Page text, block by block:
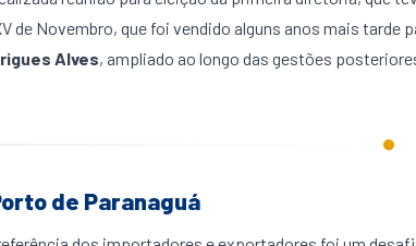
de Novembro, que foi vendido alguns anos mais tarde
Alves, ampliado ao longo das gestões
de Paranaguá